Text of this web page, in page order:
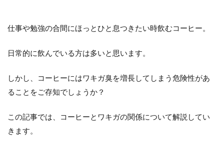
仕事や勉強の合間にほっとひと息つきたい時飲むコーヒー。
日常的に飲んでいる方は多いと思います。
しかし、コーヒーにはワキガ臭を増長してしまう危険性があ
ることをご存知でしょうか？
この記事では、コーヒーとワキガの関係について解説してい
きます。